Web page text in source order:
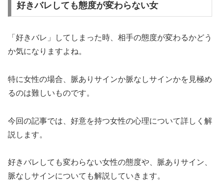
好きバレしても態度が変わらない女
「好きバレ」してしまった時、相手の態度が変わるかどう
か気になりますよね。
特に女性の場合、脈ありサインか脈なしサインかを見極め
るのは難しいものです。
今回の記事では、好意を持つ女性の心理について詳しく解
説します。
好きバレしても変わらない女性の態度や、脈ありサイン、
脈なしサインについても解説していきます。